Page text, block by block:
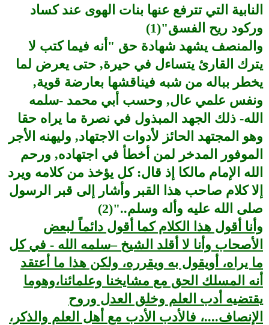
النابية التي تترفع عنها بنات الهوى عند كساد
وركود ريح الفسق"(1)
والمنصف يشهد شهادة حق "أنه فيما كتب لا
يترك القارئ يتساءل في حيرة, حتى يعرض لما
يخطر بباله من شبه فيناقشها بعارضة قوية,
ونفس علمي عال, وحسب أبي محمد -سلمه
الله- ذلك الجهد المبذول في نصرة ما يراه حقا
وهو المجتهد الحائز لأدوات الاجتهاد, وليهنه الأجر
الموفور المدخر لمن أخطأ في اجتهاده, ورحم
الله الإمام مالكا إذ قال: كل يؤخذ من كلامه ويرد
إلا كلام صاحب هذا القبر وأشار إلى قبر الرسول
صلى الله عليه وأله وسلم.."(2)
وأنا أقول هذا الكلام كما أقول دائماً لبعض
الأصحاب وأنا لا أقلد الشيخ –سلمه الله - في كل
ما يراه، أويقول به ويقرره، ولكن هذا ما أعتقد
أنه المسلك الحق مع مشايخنا وعلمائنا،وهوما
يقتضيه أدب العلم وخلق العدل وروح
الإنصاف....، فالأدب الأدب مع أهل العلم والذكر،